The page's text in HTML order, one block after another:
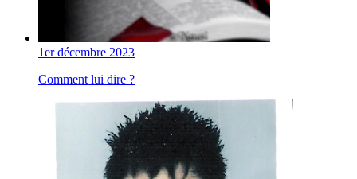
1er décembre 2023
Comment lui dire ?